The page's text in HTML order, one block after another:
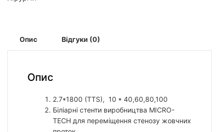
Опис Відгуки (0)
Опис
2.7*1800 (TTS), 10 * 40,60,80,100
Біліарні стенти виробництва MICRO-
TECH для переміщення стенозу жовчних